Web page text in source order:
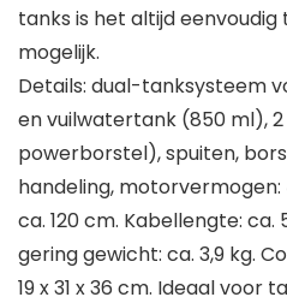
tanks is het altijd
mogelijk.
Details: dual-tanksysteem
en vuilwatertank (850 ml),
powerborstel), spuiten,
handeling,
ca. 120 cm. Kabellengte:
gering gewicht: ca. 3,9 kg.
19 x 31 x 36 cm. Ideaal voor